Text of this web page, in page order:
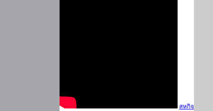
สหกิจ